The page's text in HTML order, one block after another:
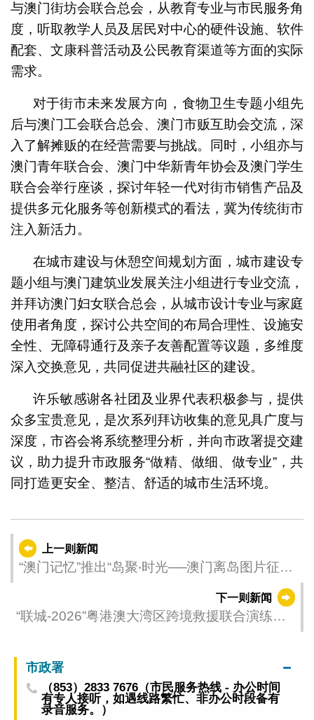
与澳门街坊会联合总会，从教育专业与市民服务角
度，听取教学人员及居民对中心的硬件设施、软件
配套、文康科普活动及公民教育渠道等方面的实际
需求。
对于街市未来发展方向，食物卫生专题小组先
后与澳门工会联合总会、澳门市贩互助会交流，深
入了解摊贩的在经营需要与挑战。同时，小组亦与
澳门青年联合会、澳门中华新青年协会及澳门学生
联合会举行座谈，探讨年轻一代对街市销售产品及
提供多元化服务等创新模式的看法，冀为传统街市
注入新活力。
在城市建设与休憩空间规划方面，城市建设专
题小组与澳门建筑业发展关注小组进行专业交流，
并拜访澳门妇女联合总会，从城市设计专业与家庭
使用者角度，探讨公共空间的布局合理性、设施安
全性、无障碍通行及亲子友善配置等议题，多维度
深入交换意见，共同促进共融社区的建设。
许乐敏感谢各社团及业界代表积极参与，提供
众多宝贵意见，是次系列拜访收集的意见具广度与
深度，市咨会将系统整理分析，并向市政署提交建
议，助力提升市政服务“做精、做细、做专业”，共
同打造更安全、整洁、舒适的城市生活环境。
上一则新闻
“澳门记忆”推出“岛聚‧时光──澳门离岛图片征集”
下一则新闻
“联城-2026”粤港澳大湾区跨境救援联合演练将
市政署
（853）2833 7676（市民服务热线 - 办公时间
有专人接听，如遇线路繁忙、非办公时段备有
录音服务。）